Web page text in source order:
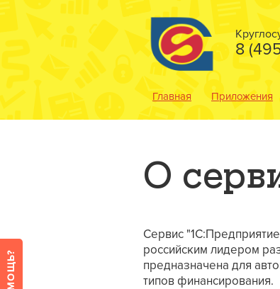
8
Главная Приложения
О
Сервис
российским лидером
предназначена для
типов финансирования.